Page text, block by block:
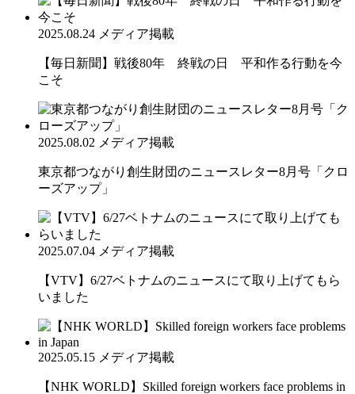
2025.08.24 メディア掲載
【毎日新聞】戦後80年 終戦の日 平和作る行動を今
こそ
2025.08.02 メディア掲載
東京都つながり創生財団のニュースレター8月号「クロ
ーズアップ」
2025.07.04 メディア掲載
【VTV】6/27ベトナムのニュースにて取り上げてもら
いました
2025.05.15 メディア掲載
【NHK WORLD】Skilled foreign workers face problems in